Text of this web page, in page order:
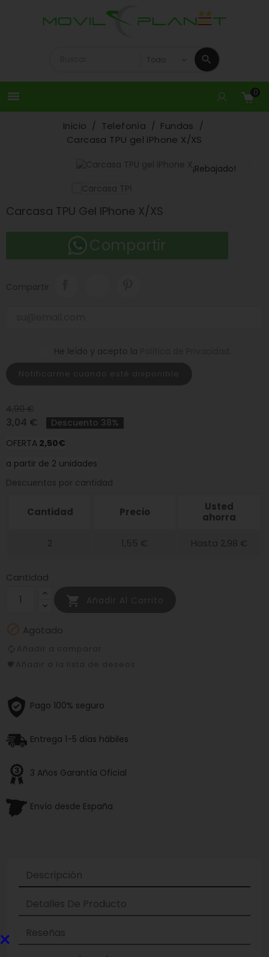
 0
Inicio Telefonía
Fundas
Carcasa TPU gel iPhone X/XS
¡Rebajado!
Carcasa TPU Gel IPhone X/XS
Compartir
Compartir
He leído y acepto la
4,90 €
3,04 €
Descuento 38%
OFERTA 2,50€
a partir de 2 unidades
Descuentos por cantidad
Cantidad Precio
Usted
ahorra
2 1,55 € Hasta 2,98 €
Cantidad
 Agotado
Pago 100% seguro
Entrega 1-5 días hábiles
3 Años Garantía Oficial
Envío desde España
Descripción
Detalles De Producto
Reseñas